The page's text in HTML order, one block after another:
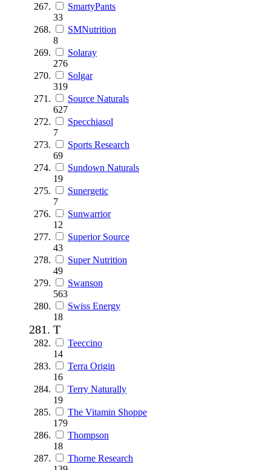
SmartyPants
33
SMNutrition
8
Solaray
276
Solgar
319
Source Naturals
627
Specchiasol
7
Sports Research
69
Sundown Naturals
19
Sunergetic
7
Sunwarrior
12
Superior Source
43
Super Nutrition
49
Swanson
563
Swiss Energy
18
T
Teeccino
14
Terra Origin
16
Terry Naturally
19
The Vitamin Shoppe
179
Thompson
18
Thorne Research